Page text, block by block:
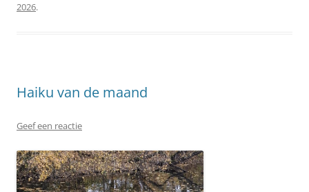
2026.
Haiku van de maand
Geef een reactie